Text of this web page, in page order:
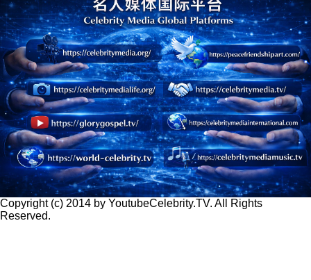
Copyright (c) 2014 by YoutubeCelebrity.TV. All Rights
Reserved.